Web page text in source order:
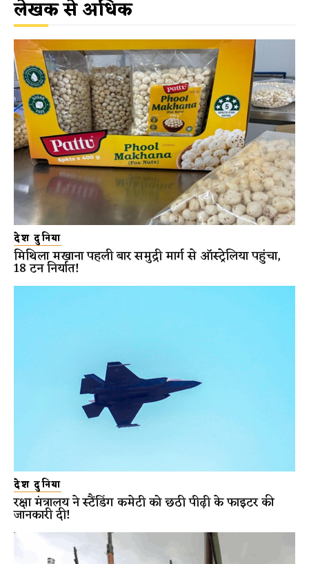
लेखक से अधिक
देश दुनिया
मिथिला मखाना पहली बार समुद्री मार्ग से ऑस्ट्रेलिया पहुंचा,
18 टन निर्यात!
देश दुनिया
रक्षा मंत्रालय ने स्टैंडिंग कमेटी को छठी पीढ़ी के फाइटर की
जानकारी दी!